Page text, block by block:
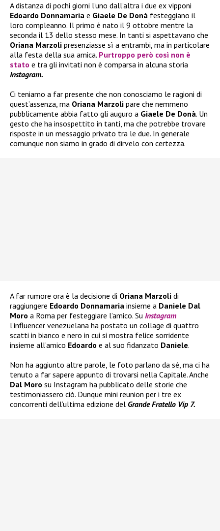
A distanza di pochi giorni l’uno dall’altra i due ex vipponi
Edoardo Donnamaria e Giaele De Donà festeggiano il
loro compleanno. Il primo è nato il 9 ottobre mentre la
seconda il 13 dello stesso mese. In tanti si aspettavano che
Oriana Marzoli presenziasse sì a entrambi, ma in particolare
alla festa della sua amica. Purtroppo però così non è
stato e tra gli invitati non è comparsa in alcuna storia
Instagram.
Ci teniamo a far presente che non conosciamo le ragioni di
quest’assenza, ma Oriana Marzoli pare che nemmeno
pubblicamente abbia fatto gli auguro a Giaele De Donà. Un
gesto che ha insospettito in tanti, ma che potrebbe trovare
risposte in un messaggio privato tra le due. In generale
comunque non siamo in grado di dirvelo con certezza.
A far rumore ora è la decisione di Oriana Marzoli di
raggiungere Edoardo Donnamaria insieme a Daniele Dal
Moro a Roma per festeggiare l’amico. Su Instagram
l’influencer venezuelana ha postato un collage di quattro
scatti in bianco e nero in cui si mostra felice sorridente
insieme all’amico Edoardo e al suo fidanzato Daniele.
Non ha aggiunto altre parole, le foto parlano da sé, ma ci ha
tenuto a far sapere appunto di trovarsi nella Capitale. Anche
Dal Moro su Instagram ha pubblicato delle storie che
testimoniassero ciò. Dunque mini reunion per i tre ex
concorrenti dell’ultima edizione del Grande Fratello Vip 7.